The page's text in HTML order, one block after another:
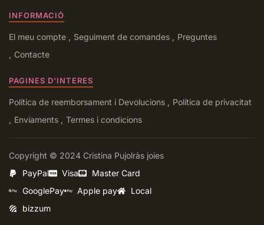
INFORMACIÓ
El meu compte Seguiment de comandes
Preguntes
Contacte
PAGINES D'INTERES
Política de reemborsament i Devolucions
Política de privacitat
Enviaments
Termes i condicions
Copyright © 2024 Cristina Pujolràs joies
PayPal
Visa
Master Card
GooglePay
Apple pay
Local
bizzum